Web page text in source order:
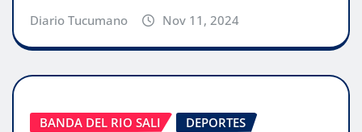
Diario Tucumano Nov 11, 2024
BANDA DEL RIO SALI DEPORTES